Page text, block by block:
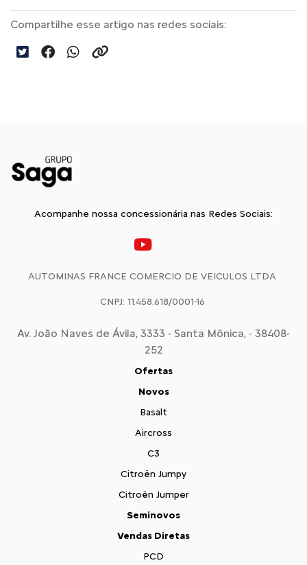
Compartilhe esse artigo nas redes sociais:
Acompanhe nossa concessionária nas Redes Sociais:
AUTOMINAS FRANCE COMERCIO DE VEICULOS LTDA
CNPJ: 11.458.618/0001-16
Av. João Naves de Ávila, 3333 - Santa Mônica, - 38408-
252
Ofertas
Novos
Basalt
Aircross
C3
Citroën Jumpy
Citroën Jumper
Seminovos
Vendas Diretas
PCD